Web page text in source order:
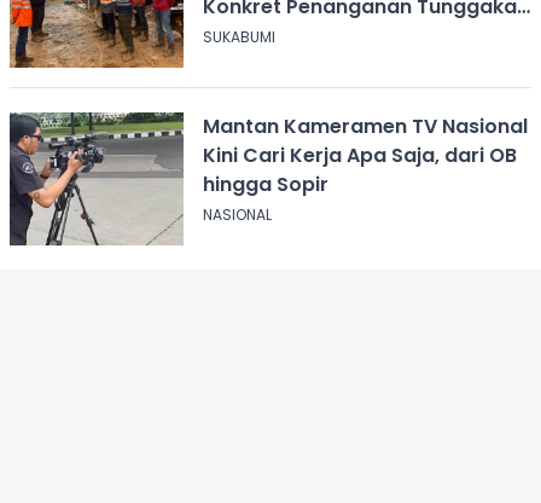
Konkret Penanganan Tunggakan
Gaji Rp8,4 Miliar
SUKABUMI
Mantan Kameramen TV Nasional
Kini Cari Kerja Apa Saja, dari OB
hingga Sopir
NASIONAL